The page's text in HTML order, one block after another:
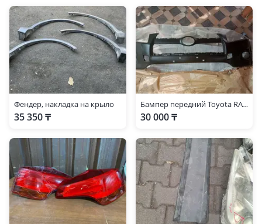
Фендер, накладка на крыло
35 350 ₸
Бампер передний Toyota RAV 4 2012-2014
30 000 ₸